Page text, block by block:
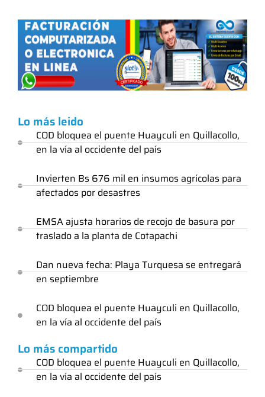
Lo más leido
COD bloquea el puente Huayculi en Quillacollo,
en la vía al occidente del país
Invierten Bs 676 mil en insumos agrícolas para
afectados por desastres
EMSA ajusta horarios de recojo de basura por
traslado a la planta de Cotapachi
Dan nueva fecha: Playa Turquesa se entregará
en septiembre
COD bloquea el puente Huayculi en Quillacollo,
en la vía al occidente del país
Lo más compartido
COD bloquea el puente Huayculi en Quillacollo,
en la vía al occidente del país